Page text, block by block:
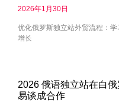
2026年1月30日
优化俄罗斯独立站外贸流程：
增长
2026 俄语独立站在白
易谈成合作